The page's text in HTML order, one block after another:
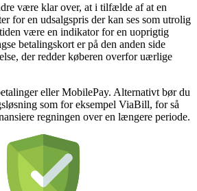
være klar over, at i tilfælde af at en
for en udsalgspris der kan ses som utrolig
være en indikator for en uoprigtig
betalingskort er på den anden side
der redder køberen overfor uærlige
eller MobilePay. Alternativt bør du
som for eksempel ViaBill, for så
regningen over en længere periode.